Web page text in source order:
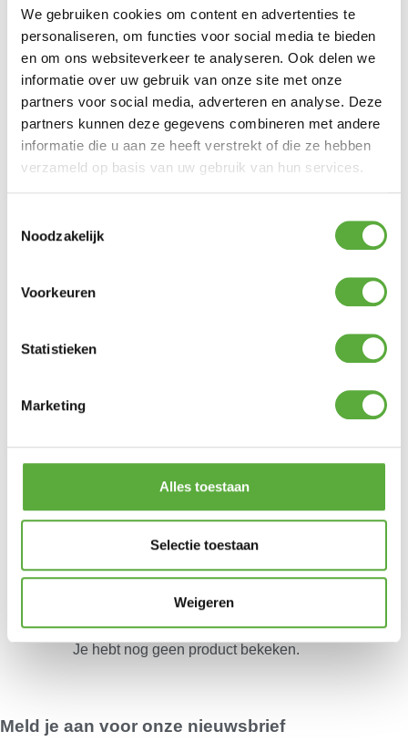
We gebruiken cookies om content en advertenties te
personaliseren, om functies voor social media te bieden
en om ons websiteverkeer te analyseren. Ook delen we
informatie over uw gebruik van onze site met onze
partners voor social media, adverteren en analyse. Deze
partners kunnen deze gegevens combineren met andere
informatie die u aan ze heeft verstrekt of die ze hebben
verzameld op basis van uw gebruik van hun services.
Noodzakelijk
Voorkeuren
Statistieken
Marketing
Alles toestaan
Selectie toestaan
Weigeren
Kopersbescherming met Trusted Shops
Je hebt nog geen product bekeken.
Meld je aan voor onze nieuwsbrief